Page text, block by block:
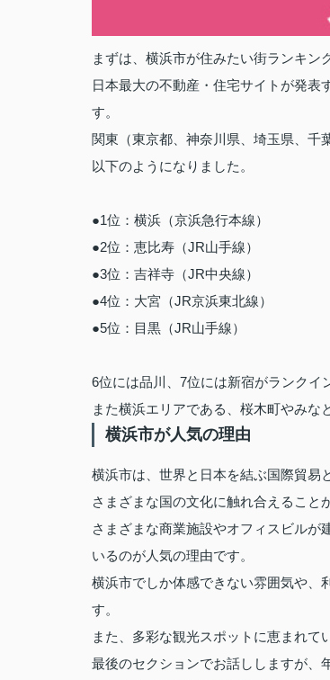
まずは、横浜市が住みたい街ランキン
日本最大の不動産・住宅サイトが発表
す。
関東（東京都、神奈川県、埼玉県、千
以下のようになりました。
●1位：横浜（京浜急行本線）
●2位：恵比寿（JR山手線）
●3位：吉祥寺（JR中央線）
●4位：大宮（JR京浜東北線）
●5位：目黒（JR山手線）
6位には品川、7位には新宿がランクイ
また横浜エリアである、桜木町やみな
横浜市が人気の理由
横浜市は、世界と日本を結ぶ国際貿易
さまざまな国の文化に触れ合えること
さまざまな商業施設やオフィスビル
いるのが人気の理由です。
横浜市でしか体感できない雰囲気や、
す。
また、多彩な観光スポットに恵まれて
最後のセクションでお話ししますが、